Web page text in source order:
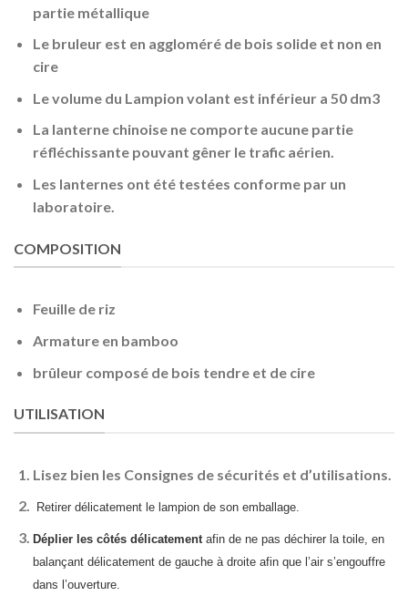
partie métallique
Le bruleur est en aggloméré de bois solide et non en
cire
Le volume du Lampion volant est inférieur a 50 dm3
La lanterne chinoise ne comporte aucune partie
réfléchissante pouvant gêner le trafic aérien.
Les lanternes ont été testées conforme par un
laboratoire.
COMPOSITION
Feuille de riz
Armature en bamboo
brûleur composé de bois tendre et de cire
UTILISATION
Lisez bien les Consignes de sécurités et d’utilisations.
Retirer délicatement le lampion de son emballage.
Déplier les côtés délicatementafin de ne pas déchirer la toile, en
balançant délicatement de gauche à droite afin que l’air s’engouffre
dans l’ouverture.